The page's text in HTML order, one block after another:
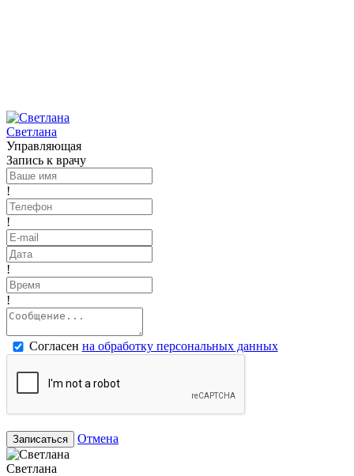
Светлана
Управляющая
Запись к врачу
!
!
!
!
Согласен на обработку персональных данных
Записаться Отмена
Светлана